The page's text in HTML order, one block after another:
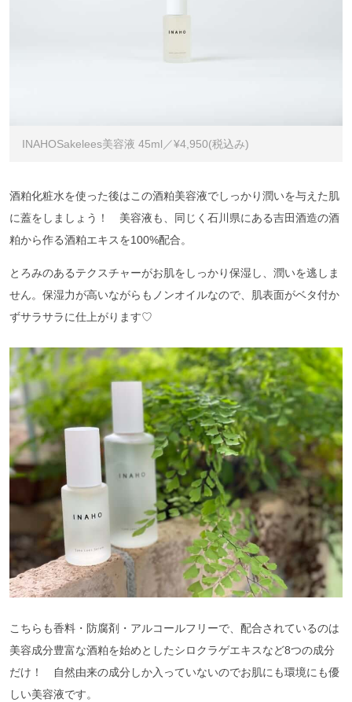
INAHOSakelees美容液 45ml／¥4,950(税込み)
酒粕化粧水を使った後はこの酒粕美容液でしっかり潤いを与えた肌
に蓋をしましょう！ 美容液も、同じく石川県にある吉田酒造の酒
粕から作る酒粕エキスを100%配合。
とろみのあるテクスチャーがお肌をしっかり保湿し、潤いを逃しま
せん。保湿力が高いながらもノンオイルなので、肌表面がベタ付か
ずサラサラに仕上がります♡
こちらも香料・防腐剤・アルコールフリーで、配合されているのは
美容成分豊富な酒粕を始めとしたシロクラゲエキスなど8つの成分
だけ！ 自然由来の成分しか入っていないのでお肌にも環境にも優
しい美容液です。